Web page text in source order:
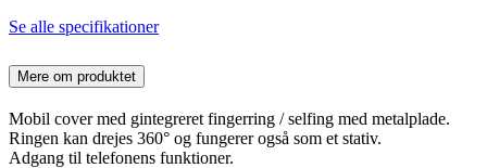
Se alle specifikationer
Mere om produktet
Mobil cover med gintegreret fingerring / selfing med metalplade.
Ringen kan drejes 360° og fungerer også som et stativ.
Adgang til telefonens funktioner.